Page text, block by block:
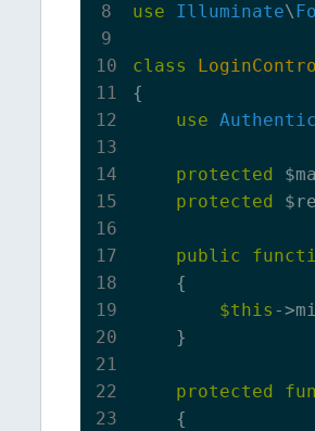
use
Illuminate\
class
{
use
protected
protected
public
{
$this -
    }
protected
{